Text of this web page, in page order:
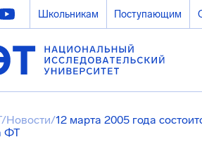
Школьникам Поступающим
/Новости/12 марта 2005 года
ФТ